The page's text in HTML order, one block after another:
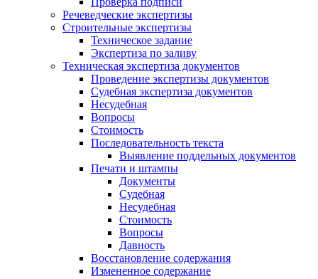
Речеведческие экспертизы
Строительные экспертизы
Техническое задание
Экспертиза по заливу
Техническая экспертиза документов
Проведение экспертизы документов
Судебная экспертиза документов
Несудебная
Вопросы
Стоимость
Последовательность текста
Выявление поддельных документов
Печати и штампы
Документы
Судебная
Несудебная
Стоимость
Вопросы
Давность
Восстановление содержания
Измененное содержание